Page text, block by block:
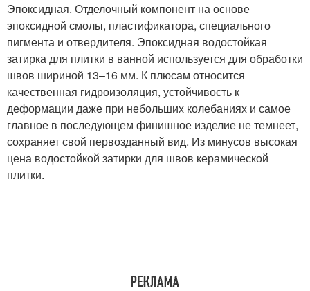
Эпоксидная. Отделочный компонент на основе
эпоксидной смолы, пластификатора, специального
пигмента и отвердителя. Эпоксидная водостойкая
затирка для плитки в ванной используется для обработки
швов шириной 13–16 мм. К плюсам относится
качественная гидроизоляция, устойчивость к
деформации даже при небольших колебаниях и самое
главное в последующем финишное изделие не темнеет,
сохраняет свой первозданный вид. Из минусов высокая
цена водостойкой затирки для швов керамической
плитки.